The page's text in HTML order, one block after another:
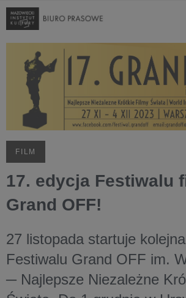
FILM
17. edycja Festiwalu
Grand OFF!
27 listopada startuje
Festiwalu Grand OFF im.
─ Najlepsze Niezależne